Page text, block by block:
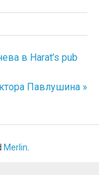
в Harat’s pub
Павлушина »
Merlin.